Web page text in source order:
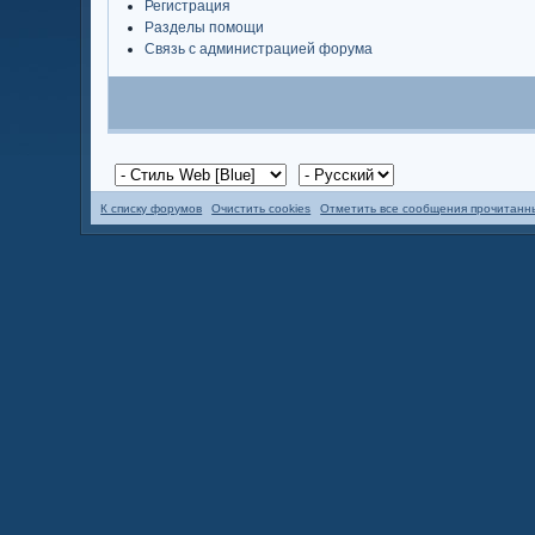
Регистрация
Разделы помощи
Связь с администрацией форума
К списку форумов Очистить cookies Отметить все сообщения